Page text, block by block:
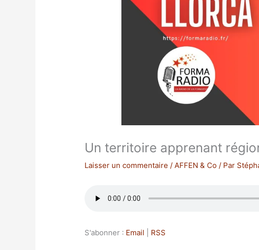
Un territoire apprenant
Laisser un commentaire /AFFEN & Co / Par
S'abonner : Email RSS